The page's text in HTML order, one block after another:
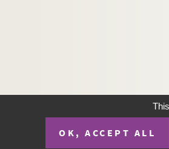
OK, ACCEPT ALL